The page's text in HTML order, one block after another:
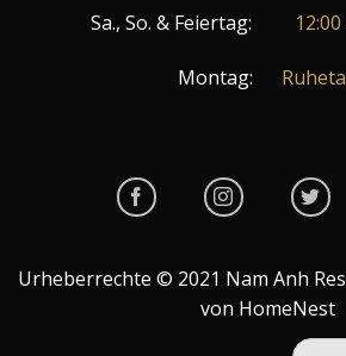
Sa., So. & Feiertag:
Montag:
Urheberrechte © 2021 Nam Anh
von HomeNest